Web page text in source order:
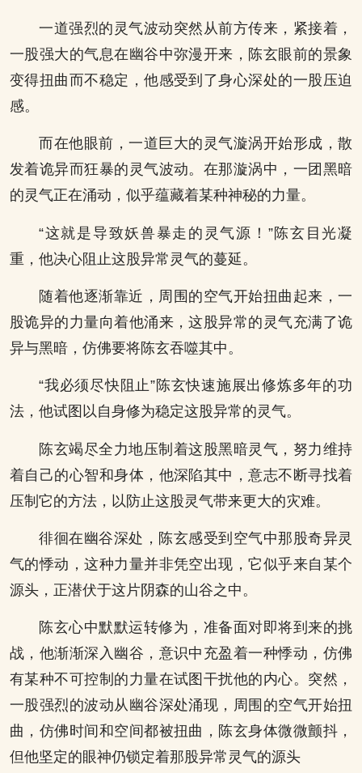
一道强烈的灵气波动突然从前方传来，紧接着，
一股强大的气息在幽谷中弥漫开来，陈玄眼前的景象
变得扭曲而不稳定，他感受到了身心深处的一股压迫
感。
而在他眼前，一道巨大的灵气漩涡开始形成，散
发着诡异而狂暴的灵气波动。在那漩涡中，一团黑暗
的灵气正在涌动，似乎蕴藏着某种神秘的力量。
“这就是导致妖兽暴走的灵气源！”陈玄目光凝
重，他决心阻止这股异常灵气的蔓延。
随着他逐渐靠近，周围的空气开始扭曲起来，一
股诡异的力量向着他涌来，这股异常的灵气充满了诡
异与黑暗，仿佛要将陈玄吞噬其中。
“我必须尽快阻止”陈玄快速施展出修炼多年的功
法，他试图以自身修为稳定这股异常的灵气。
陈玄竭尽全力地压制着这股黑暗灵气，努力维持
着自己的心智和身体，他深陷其中，意志不断寻找着
压制它的方法，以防止这股灵气带来更大的灾难。
徘徊在幽谷深处，陈玄感受到空气中那股奇异灵
气的悸动，这种力量并非凭空出现，它似乎来自某个
源头，正潜伏于这片阴森的山谷之中。
陈玄心中默默运转修为，准备面对即将到来的挑
战，他渐渐深入幽谷，意识中充盈着一种悸动，仿佛
有某种不可控制的力量在试图干扰他的内心。突然，
一股强烈的波动从幽谷深处涌现，周围的空气开始扭
曲，仿佛时间和空间都被扭曲，陈玄身体微微颤抖，
但他坚定的眼神仍锁定着那股异常灵气的源头